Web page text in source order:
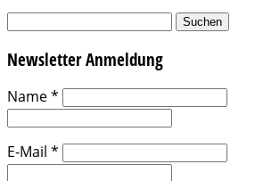
Suchen
Newsletter Anmeldung
Name*
E-Mail *